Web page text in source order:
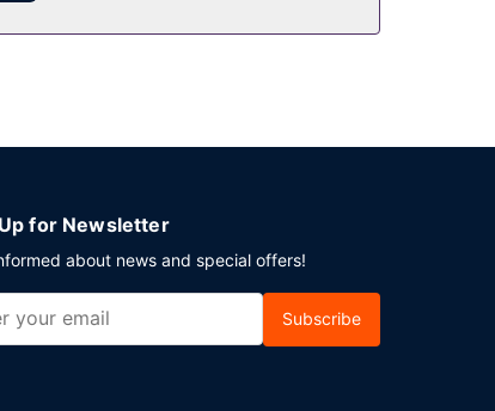
for Newsletter
about news and special offers!
Subscribe